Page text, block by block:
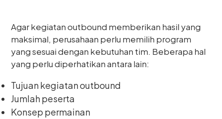
Agar kegiatan outbound memberikan hasil yang
maksimal, perusahaan perlu memilih program
yang sesuai dengan kebutuhan tim. Beberapa hal
yang perlu diperhatikan antara lain:
Tujuan kegiatan outbound
Jumlah peserta
Konsep permainan